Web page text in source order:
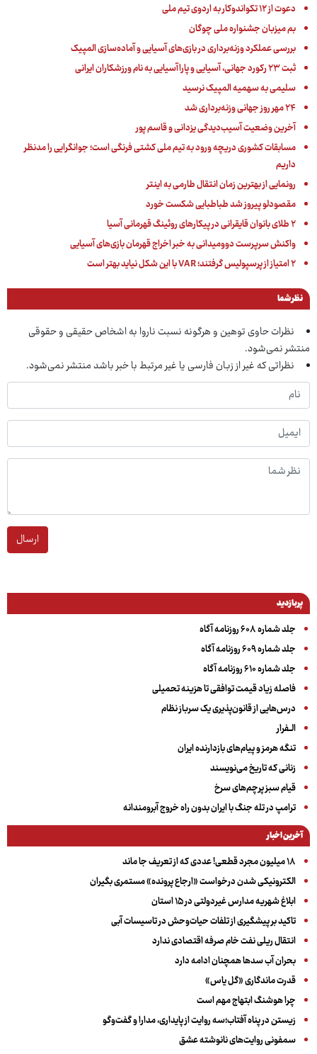
دعوت از ۱۲ تکواندوکار به اردوی تیم ملی
بم میزبان جشنواره ملی چوگان
بررسی عملکرد وزنه‌برداری در بازی‌های آسیایی و آماده‌سازی المپیک
ثبت ۲۳ رکورد جهانی، آسیایی و پاراآسیایی به نام ورزشکاران ایرانی
سلیمی به سهمیه المپیک نرسید
۲۴ مهر روز جهانی وزنه‌برداری شد
آخرین وضعیت آسیب‌دیدگی یزدانی و قاسم پور
مسابقات کشوری دریچه ورود به تیم ملی کشتی فرنگی است؛ جوانگرایی را مدنظر
داریم
رونمایی از بهترین زمان انتقال طارمی به اینتر
مقصودلو پیروز شد طباطبایی شکست خورد
۲ طلای بانوان قایقرانی در پیکارهای روئینگ قهرمانی آسیا
واکنش سرپرست دوومیدانی به خبر اخراج قهرمان بازی‌های آسیایی
۲ امتیاز از پرسپولیس گرفتند؛ VAR با این شکل نیاید بهتر است
نظر شما
نظرات حاوی توهین و هرگونه نسبت ناروا به اشخاص حقیقی و حقوقی
منتشر نمی‌شود.
نظراتی که غیر از زبان فارسی یا غیر مرتبط با خبر باشد منتشر نمی‌شود.
ارسال
پربازدید
جلد شماره ۶۰۸ روزنامه آگاه
جلد شماره ۶۰۹ روزنامه آگاه
جلد شماره ۶۱۰ روزنامه آگاه
فاصله زیاد قیمت توافقی تا هزینه تحمیلی
درس‌هایی از قانون‌پذیری یک سرباز نظام
الــفرار
تنگه هرمز و پیام‌های بازدارنده ایران
زنانی که تاریخ می‌نویسند
قیام سبز پرچم‌های سرخ
ترامپ در تله جنگ با ایران بدون راه خروج آبرومندانه
آخرین اخبار
۱۸ میلیون مجرد قطعی! عددی که از تعریف جا ماند
الکترونیکی شدن درخواست «ارجاع پرونده» مستمری بگیران
ابلاغ شهریه مدارس غیردولتی در ۱۵ استان
تاکید بر پیشگیری از تلفات حیات‌وحش در تاسیسات آبی
انتقال ریلی نفت خام صرفه اقتصادی ندارد
بحران آب سدها همچنان ادامه دارد
قدرت ماندگاری «گل یاس»
چرا هوشنگ ابتهاج مهم است
زیستن در پناه آفتاب؛سه روایت از پایداری، مدارا و گفت‌وگو
سمفونی روایت‌های نانوشته عشق